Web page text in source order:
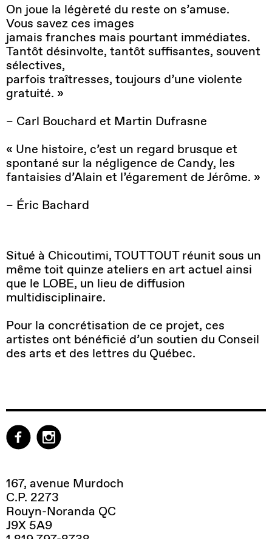
On joue la légèreté du reste on s’amuse.
Vous savez ces images
jamais franches mais pourtant immédiates.
Tantôt désinvolte, tantôt suffisantes, souvent
sélectives,
parfois traîtresses, toujours d’une violente
gratuité. »
– Carl Bouchard et Martin Dufrasne
« Une histoire, c’est un regard brusque et
spontané sur la négligence de Candy, les
fantaisies d’Alain et l’égarement de Jérôme. »
– Éric Bachard
Situé à Chicoutimi, TOUTTOUT réunit sous un
même toit quinze ateliers en art actuel ainsi
que le LOBE, un lieu de diffusion
multidisciplinaire.
Pour la concrétisation de ce projet, ces
artistes ont bénéficié d’un soutien du Conseil
des arts et des lettres du Québec.
167, avenue Murdoch
C.P. 2273
Rouyn-Noranda QC
J9X 5A9